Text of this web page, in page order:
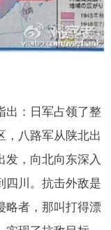
出：日军占领了整
，八路军从陕北出
发，向北向东深入
四川。抗击外敌是
略者，那叫打得漂